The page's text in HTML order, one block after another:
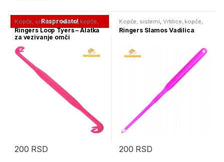
Rasprodato!
Kopče, sistemi,Vrtilice, kopče,
alkice
Ringers Loop Tyers – Alatka
za vezivanje omči
200 RSD
Kopče, sistemi Vrtilice, kopče,
alkice
Ringers Slamos Vadilica
200 RSD